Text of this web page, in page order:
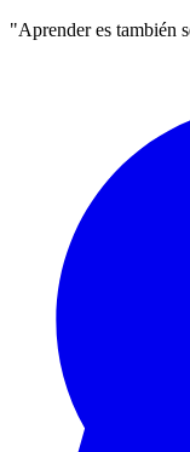
"Aprender es también